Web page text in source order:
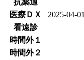
医療ＤＸ
2025-04-01
看遠診
時間外１
時間外２